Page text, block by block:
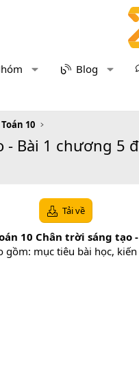
Blog
10
- Bài 1 chương 5
Tải về
10 Chân trời sáng
mục tiêu bài học,